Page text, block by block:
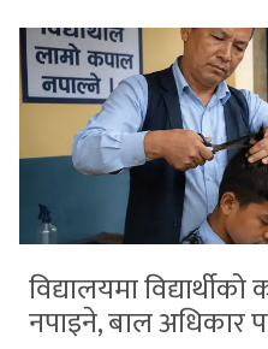
विद्यालयमा
नपाइने, बाल अधिकार